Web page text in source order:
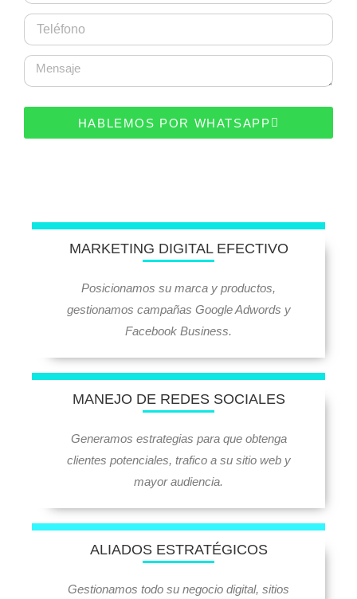
HABLEMOS POR WHATSAPP
MARKETING DIGITAL EFECTIVO
Posicionamos su marca y productos,
gestionamos campañas Google Adwords y
Facebook Business.
MANEJO DE REDES SOCIALES
Generamos estrategias para que obtenga
clientes potenciales, trafico a su sitio web y
mayor audiencia.
ALIADOS ESTRATÉGICOS
Gestionamos todo su negocio digital, sitios